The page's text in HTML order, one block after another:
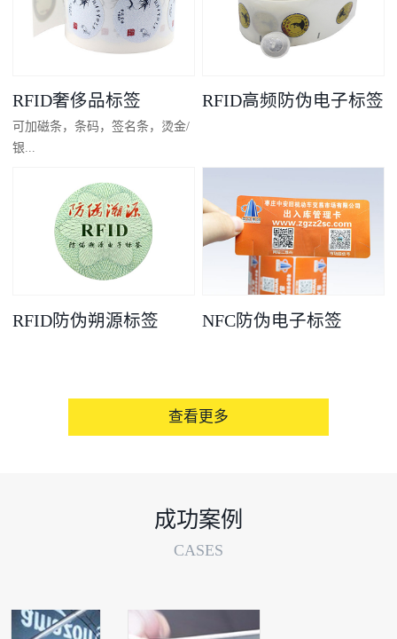
RFID奢侈品标签
可加磁条，条码，签名条，烫金/
银...
凸码，金/银底
RFID高频防伪电子标签
RFID防伪朔源标签 NFC防伪电子标签
查看更多
成功案例
CASES